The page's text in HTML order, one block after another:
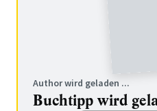
Author wird geladen ...
Buchtipp wird